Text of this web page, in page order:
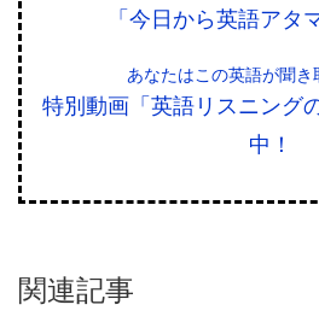
「今日から英語アタ
あなたはこの英語が聞き
特別動画「英語リスニング
中！
関連記事